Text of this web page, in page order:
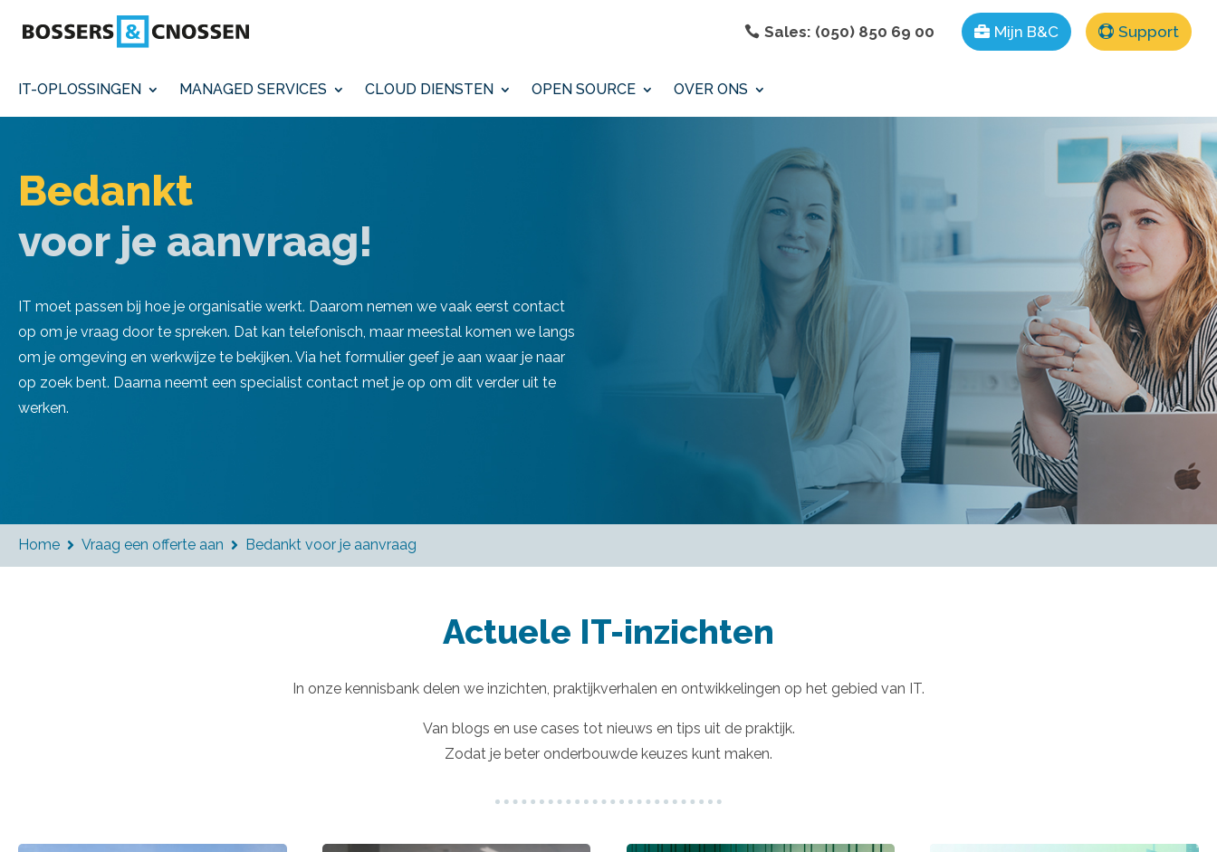
Sales: (050) 850 69 00 Mijn B&C Support
IT-OPLOSSINGEN MANAGED SERVICES CLOUD DIENSTEN OPEN SOURCE OVER ONS
Bedankt
voor je aanvraag!
IT moet passen bij hoe je organisatie werkt. Daarom nemen we vaak eerst contact
op om je vraag door te spreken. Dat kan telefonisch, maar meestal komen we langs
om je omgeving en werkwijze te bekijken. Via het formulier geef je aan waar je naar
op zoek bent. Daarna neemt een specialist contact met je op om dit verder uit te
werken.
Home  Vraag een offerte aan  Bedankt voor je aanvraag
Actuele IT-inzichten
In onze kennisbank delen we inzichten, praktijkverhalen en ontwikkelingen op het gebied van IT.
Van blogs en use cases tot nieuws en tips uit de praktijk.
Zodat je beter onderbouwde keuzes kunt maken.